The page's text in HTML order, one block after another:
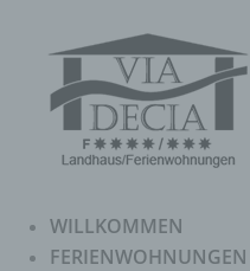
WILLKOMMEN
FERIENWOHNUNGEN